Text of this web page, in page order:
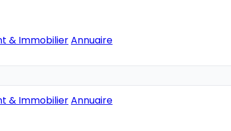
& ImmobilierAnnuaire
& ImmobilierAnnuaire